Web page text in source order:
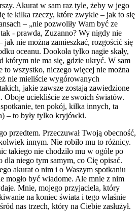
Akurat w sam raz tyle, żeby w jego
te kilka rzeczy, które zwykle – jak to się
– „nie pozwoliły Wam być ze
- prawda, Zuzanno? Wy nigdy nie
jak nie można zamieszkać, rozgościć się
oceanu. Dookoła tylko nagie skały,
którym nie ma się, gdzie ukryć. W sam
to wszystko, niczego więcej nie można
nie mieliście wygórowanych
jakie zawsze zostają zawiedzione
Oboje uciekliście ze swoich światów.
ten pokój, kilka innych, ta
– to były tylko kryjówki.
przedtem. Przeczuwał Twoją obecność,
innym. Nie robiło mu to różnicy.
takiego nie chodziło mu w ogóle po
dla niego tym samym, co Cię opisać.
akurat o nim i o Waszym spotkaniu
mogło być wiadome. Ale mnie z nim
Mnie, mojego przyjaciela, który
na koniec świata i tego właśnie
nas trzech, który na Ciebie zasłużył.